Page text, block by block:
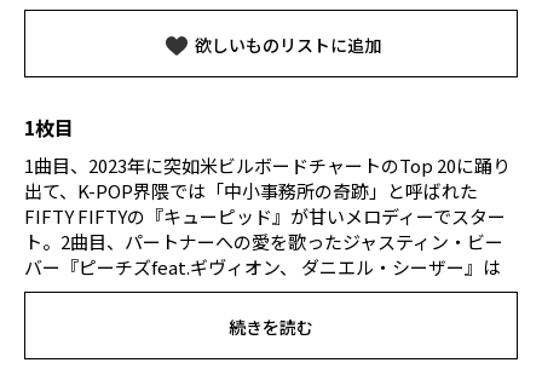
欲しいものリストに追加
1枚目
1曲目、2023年に突如米ビルボードチャートのTop 20に踊り
出て、K-POP界隈では「中小事務所の奇跡」と呼ばれた
FIFTY FIFTYの『キューピッド』が甘いメロディーでスター
ト。2曲目、パートナーへの愛を歌ったジャスティン・ビー
バー『ピーチズfeat.ギヴィオン、 ダニエル・シーザー』は
2021年の曲。3曲目、2019年にインディーズながら驚きの大
ヒットとなったアリゾナ・ザーヴァスの『ロクサーヌ』は、
日本の芸人がMVにツッコミを入れ続けるコラボ動画でも話
続きを読む